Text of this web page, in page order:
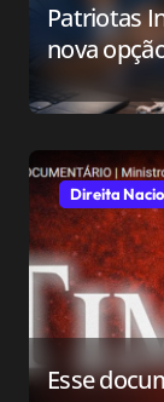
Patriotas
nova
Direita
Esse